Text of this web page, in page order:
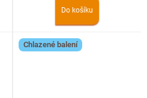
Do košíku
Chlazené balení